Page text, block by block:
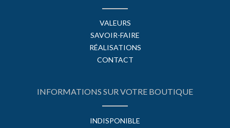
VALEURS
SAVOIR-FAIRE
RÉALISATIONS
CONTACT
INFORMATIONS SUR VOTRE BOUTIQUE
INDISPONIBLE